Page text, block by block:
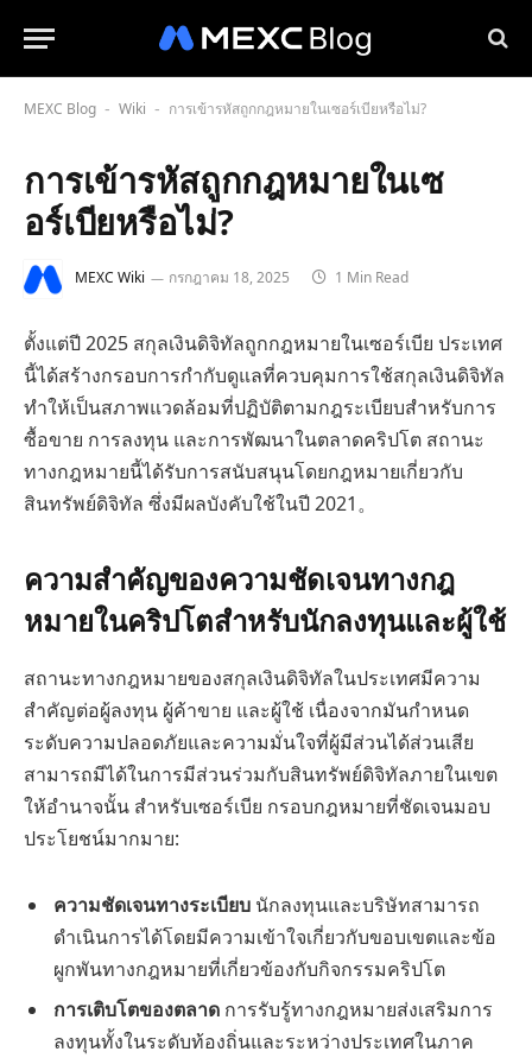
MEXC Blog - Wiki - การเข้ารหัสถูกกฎหมายในเซอร์เบียหรือไม่?
การเข้ารหัสถูกกฎหมายในเซ
อร์เบียหรือไม่?
MEXC Wiki กรกฎาคม 18, 2025 1 Min Read
ตั้งแต่ปี 2025 สกุลเงินดิจิทัลถูกกฎหมายในเซอร์เบีย ประเทศ
นี้ได้สร้างกรอบการกำกับดูแลที่ควบคุมการใช้สกุลเงินดิจิทัล
ทำให้เป็นสภาพแวดล้อมที่ปฏิบัติตามกฎระเบียบสำหรับการ
ซื้อขาย การลงทุน และการพัฒนาในตลาดคริปโต สถานะ
ทางกฎหมายนี้ได้รับการสนับสนุนโดยกฎหมายเกี่ยวกับ
สินทรัพย์ดิจิทัล ซึ่งมีผลบังคับใช้ในปี 2021。
ความสำคัญของความชัดเจนทางกฎ
หมายในคริปโตสำหรับนักลงทุนและผู้ใช้
สถานะทางกฎหมายของสกุลเงินดิจิทัลในประเทศมีความ
สำคัญต่อผู้ลงทุน ผู้ค้าขาย และผู้ใช้ เนื่องจากมันกำหนด
ระดับความปลอดภัยและความมั่นใจที่ผู้มีส่วนได้ส่วนเสีย
สามารถมีได้ในการมีส่วนร่วมกับสินทรัพย์ดิจิทัลภายในเขต
ให้อำนาจนั้น สำหรับเซอร์เบีย กรอบกฎหมายที่ชัดเจนมอบ
ประโยชน์มากมาย:
ความชัดเจนทางระเบียบ นักลงทุนและบริษัทสามารถ
ดำเนินการได้โดยมีความเข้าใจเกี่ยวกับขอบเขตและข้อ
ผูกพันทางกฎหมายที่เกี่ยวข้องกับกิจกรรมคริปโต
การเติบโตของตลาด การรับรู้ทางกฎหมายส่งเสริมการ
ลงทุนทั้งในระดับท้องถิ่นและระหว่างประเทศในภาค